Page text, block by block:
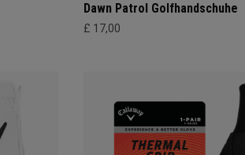
Dawn Patrol Golfhandschuhe
£ 17,00